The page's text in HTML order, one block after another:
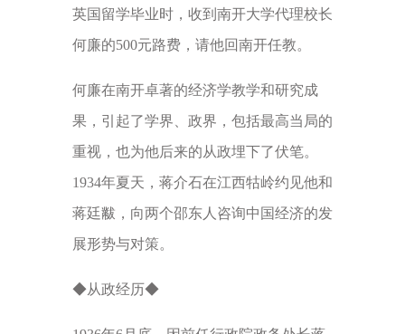
英国留学毕业时，收到南开大学代理校长
何廉的500元路费，请他回南开任教。
何廉在南开卓著的经济学教学和研究成
果，引起了学界、政界，包括最高当局的
重视，也为他后来的从政埋下了伏笔。
1934年夏天，蒋介石在江西牯岭约见他和
蒋廷黻，向两个邵东人咨询中国经济的发
展形势与对策。
◆从政经历◆